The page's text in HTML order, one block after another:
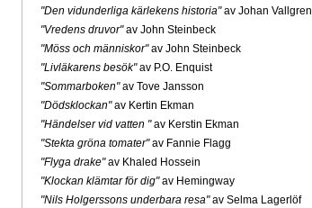
"Den vidunderliga kärlekens historia"av Johan Vallgren
"Vredens druvor"av John Steinbeck
"Möss och människor"av John Steinbeck
"Livläkarens besök"av P.O. Enquist
"Sommarboken"av Tove Jansson
"Dödsklockan"av Kertin Ekman
"Händelser vid vatten "av Kerstin Ekman
"Stekta gröna tomater"av Fannie Flagg
"Flyga drake"av Khaled Hossein
"Klockan klämtar för dig"av Hemingway
"Nils Holgerssons underbara resa"av Selma Lagerlöf